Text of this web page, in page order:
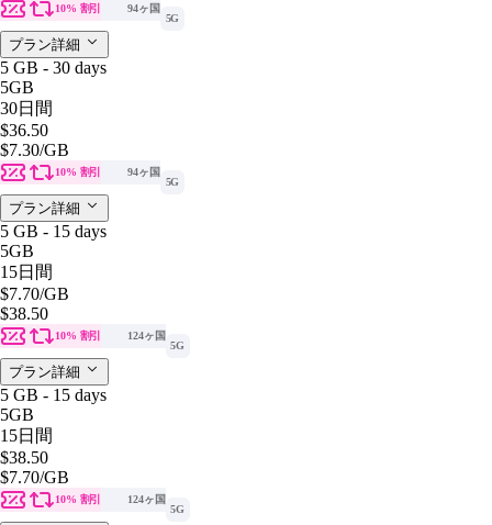
10% 割引
94ヶ国
5G
プラン詳細
5 GB - 30 days
5GB
30日間
$36.50
$7.30/GB
10% 割引
94ヶ国
5G
プラン詳細
5 GB - 15 days
5GB
15日間
$7.70/GB
$38.50
10% 割引
124ヶ国
5G
プラン詳細
5 GB - 15 days
5GB
15日間
$38.50
$7.70/GB
10% 割引
124ヶ国
5G